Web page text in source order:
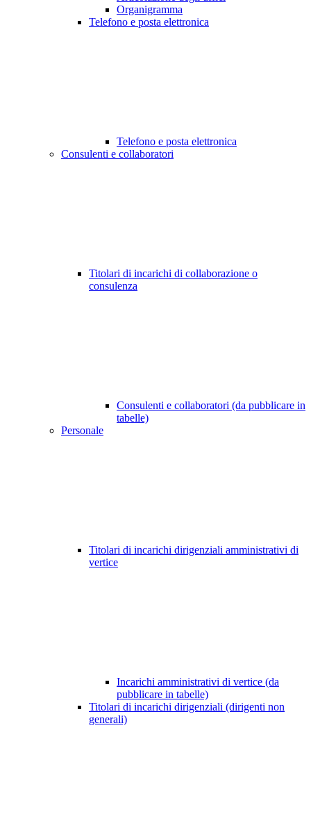
Organigramma
Telefono e posta elettronica
Telefono e posta elettronica
Consulenti e collaboratori
Titolari di incarichi di collaborazione o
consulenza
Consulenti e collaboratori (da pubblicare in
tabelle)
Personale
Titolari di incarichi dirigenziali amministrativi di
vertice
Incarichi amministrativi di vertice (da
pubblicare in tabelle)
Titolari di incarichi dirigenziali (dirigenti non
generali)